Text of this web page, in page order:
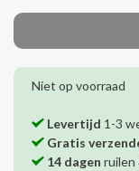
Niet op voorraad
Levertijd 1-3
Gratis
14 dagen ruilen